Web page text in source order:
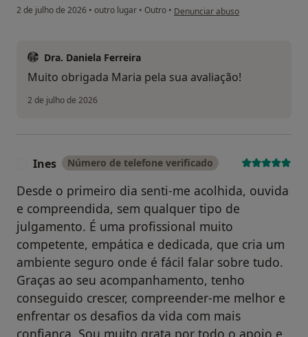
2 de julho de 2026 • outro lugar • Outro • na opinião do utilizador Maria
Denunciar abuso
Dra. Daniela Ferreira
Muito obrigada Maria pela sua avaliação!
2 de julho de 2026
Ines Número de telefone verificado
Desde o primeiro dia senti-me acolhida, ouvida
e compreendida, sem qualquer tipo de
julgamento. É uma profissional muito
competente, empática e dedicada, que cria um
ambiente seguro onde é fácil falar sobre tudo.
Graças ao seu acompanhamento, tenho
conseguido crescer, compreender-me melhor e
enfrentar os desafios da vida com mais
confiança. Sou muito grata por todo o apoio e